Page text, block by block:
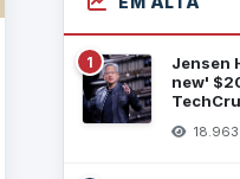
1
Jensen
new'
18.963